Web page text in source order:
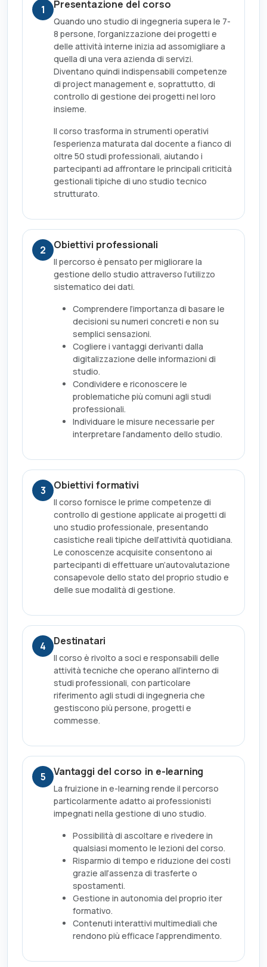
1 Presentazione del corso
Quando uno studio di ingegneria supera le 7-
8 persone, l’organizzazione dei progetti e
delle attività interne inizia ad assomigliare a
quella di una vera azienda di servizi.
Diventano quindi indispensabili competenze
di project management e, soprattutto, di
controllo di gestione dei progetti nel loro
insieme.
Il corso trasforma in strumenti operativi
l’esperienza maturata dal docente a fianco di
oltre 50 studi professionali, aiutando i
partecipanti ad affrontare le principali criticità
gestionali tipiche di uno studio tecnico
strutturato.
2 Obiettivi professionali
Il percorso è pensato per migliorare la
gestione dello studio attraverso l’utilizzo
sistematico dei dati.
Comprendere l’importanza di basare le
decisioni su numeri concreti e non su
semplici sensazioni.
Cogliere i vantaggi derivanti dalla
digitalizzazione delle informazioni di
studio.
Condividere e riconoscere le
problematiche più comuni agli studi
professionali.
Individuare le misure necessarie per
interpretare l’andamento dello studio.
3 Obiettivi formativi
Il corso fornisce le prime competenze di
controllo di gestione applicate ai progetti di
uno studio professionale, presentando
casistiche reali tipiche dell’attività quotidiana.
Le conoscenze acquisite consentono ai
partecipanti di effettuare un’autovalutazione
consapevole dello stato del proprio studio e
delle sue modalità di gestione.
4 Destinatari
Il corso è rivolto a soci e responsabili delle
attività tecniche che operano all’interno di
studi professionali, con particolare
riferimento agli studi di ingegneria che
gestiscono più persone, progetti e
commesse.
5 Vantaggi del corso in e-learning
La fruizione in e-learning rende il percorso
particolarmente adatto ai professionisti
impegnati nella gestione di uno studio.
Possibilità di ascoltare e rivedere in
qualsiasi momento le lezioni del corso.
Risparmio di tempo e riduzione dei costi
grazie all’assenza di trasferte o
spostamenti.
Gestione in autonomia del proprio iter
formativo.
Contenuti interattivi multimediali che
rendono più efficace l’apprendimento.